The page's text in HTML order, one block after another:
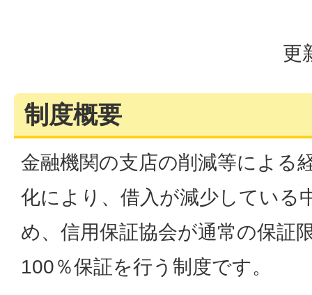
更
制度概要
金融機関の支店の削減等による
化により、借入が減少している
め、信用保証協会が通常の保証
100％保証を行う制度です。